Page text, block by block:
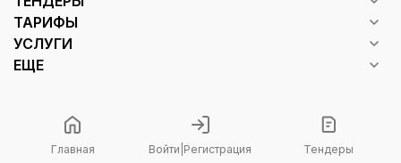
Главная Войти Регистрация Тендеры
ТАРИФЫ
УСЛУГИ
ЕЩЕ